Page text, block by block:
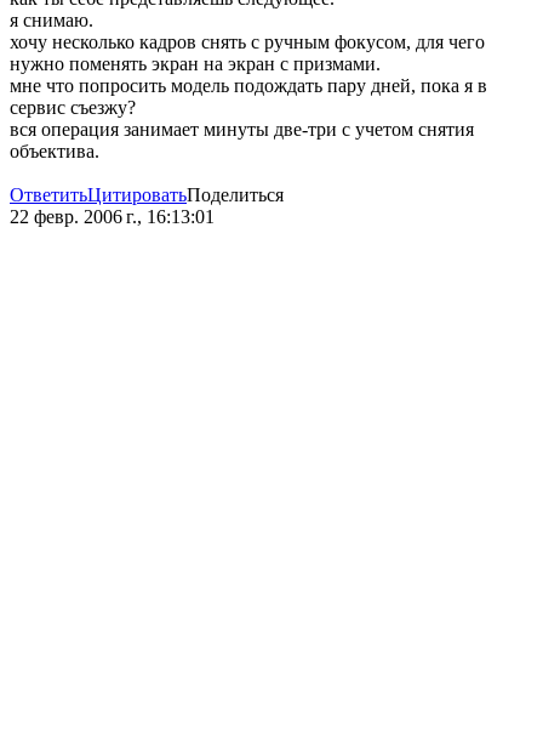
я снимаю.
хочу несколько кадров снять с ручным фокусом, для чего
нужно поменять экран на экран с призмами.
мне что попросить модель подождать пару дней, пока я в
сервис съезжу?
вся операция занимает минуты две-три с учетом снятия
объектива.
ОтветитьЦитироватьПоделиться
22 февр. 2006 г., 16:13:01